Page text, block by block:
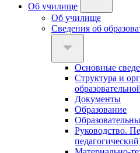
Об училище
Об училище
Сведения об
Основные
Структура и
Документы
Образование
Руководство.